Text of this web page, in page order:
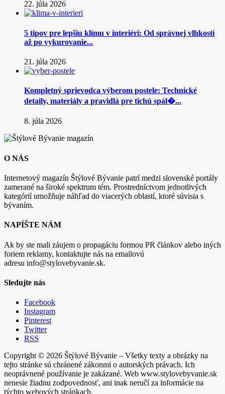
22. júla 2026
5 tipov pre lepšiu klímu v interiéri: Od správnej vlhkosti
až po vykurovanie...
21. júla 2026
Kompletný sprievodca výberom postele: Technické
detaily, materiály a pravidlá pre tichú spál�...
8. júla 2026
O NÁS
Internetový magazín Štýlové Bývanie patrí medzi slovenské portály
zamerané na široké spektrum tém. Prostredníctvom jednotlivých
kategórií umožňuje náhľad do viacerých oblastí, ktoré súvisia s
bývaním.
NAPÍŠTE NÁM
Ak by ste mali záujem o propagáciu formou PR článkov alebo iných
foriem reklamy, kontaktujte nás na emailovú
adresu info@stylovebyvanie.sk.
Sledujte nás
Facebook
Instagram
Pinterest
Twitter
RSS
Copyright © 2026 Štýlové Bývanie – Všetky texty a obrázky na
tejto stránke sú chránené zákonmi o autorských právach. Ich
neoprávnené používanie je zakázané. Web www.stylovebyvanie.sk
nenesie žiadnu zodpovednosť, ani inak neručí za informácie na
týchto webových stránkach.